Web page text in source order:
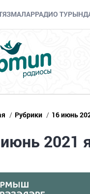
ЯЗМАЛАРРАДИО
/ Рубрики / 16 июнь
2021